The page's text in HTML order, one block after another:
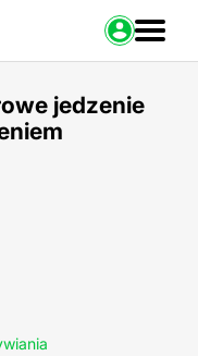
Zaloguj
Strona Główna
jedzenie